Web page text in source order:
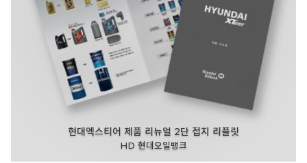
현대엑스티어 제품 리뉴얼 2단 접지 리플릿
HD 현대오일뱅크